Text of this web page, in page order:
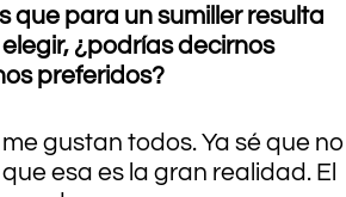
que para un sumiller resulta
¿podrías decirnos
preferidos?
gustan todos. Ya sé que no
esa es la gran realidad. El